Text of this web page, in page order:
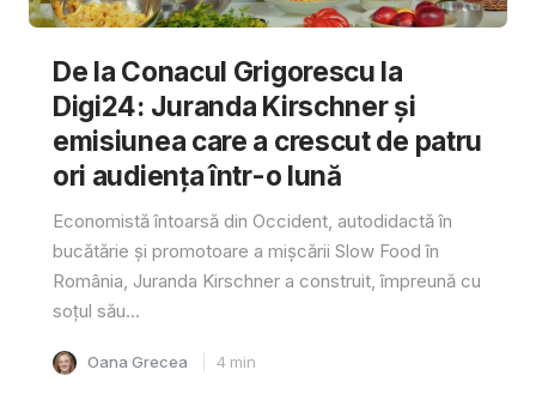
De la Conacul Grigorescu la
Digi24: Juranda Kirschner și
emisiunea care a crescut de patru
ori audiența într-o lună
Economistă întoarsă din Occident, autodidactă în
bucătărie și promotoare a mișcării Slow Food în
România, Juranda Kirschner a construit, împreună cu
soțul său...
Oana Grecea 4 min